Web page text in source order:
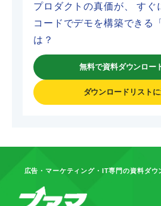
プロダクトの真価が、 すぐ
コードでデモを構築できる
は？
無料で資料ダウンロー
ダウンロードリストに
広告・マーケティング・IT専門の資料ダウ